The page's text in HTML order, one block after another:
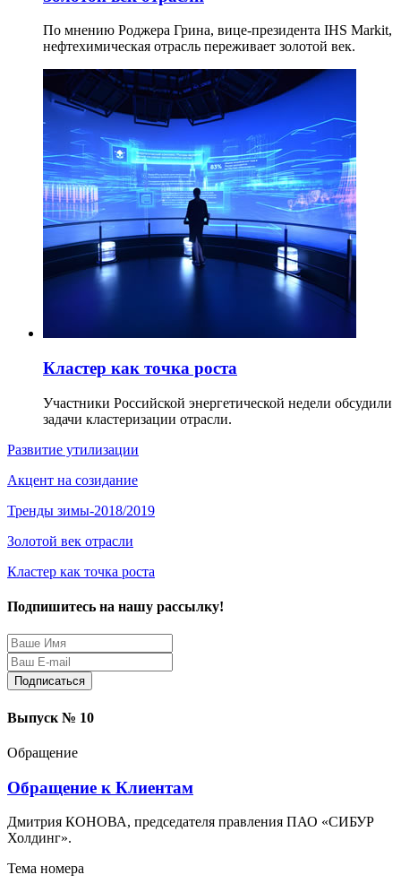
По мнению Роджера Грина, вице-президента IHS Markit,
нефтехимическая отрасль переживает золотой век.
Кластер как точка роста
Участники Российской энергетической недели обсудили
задачи кластеризации отрасли.
Развитие утилизации
Акцент на созидание
Тренды зимы-2018/2019
Золотой век отрасли
Кластер как точка роста
Подпишитесь на нашу рассылку!
Выпуск № 10
Обращение
Обращение к Клиентам
Дмитрия КОНОВА, председателя правления ПАО «СИБУР
Холдинг».
Тема номера